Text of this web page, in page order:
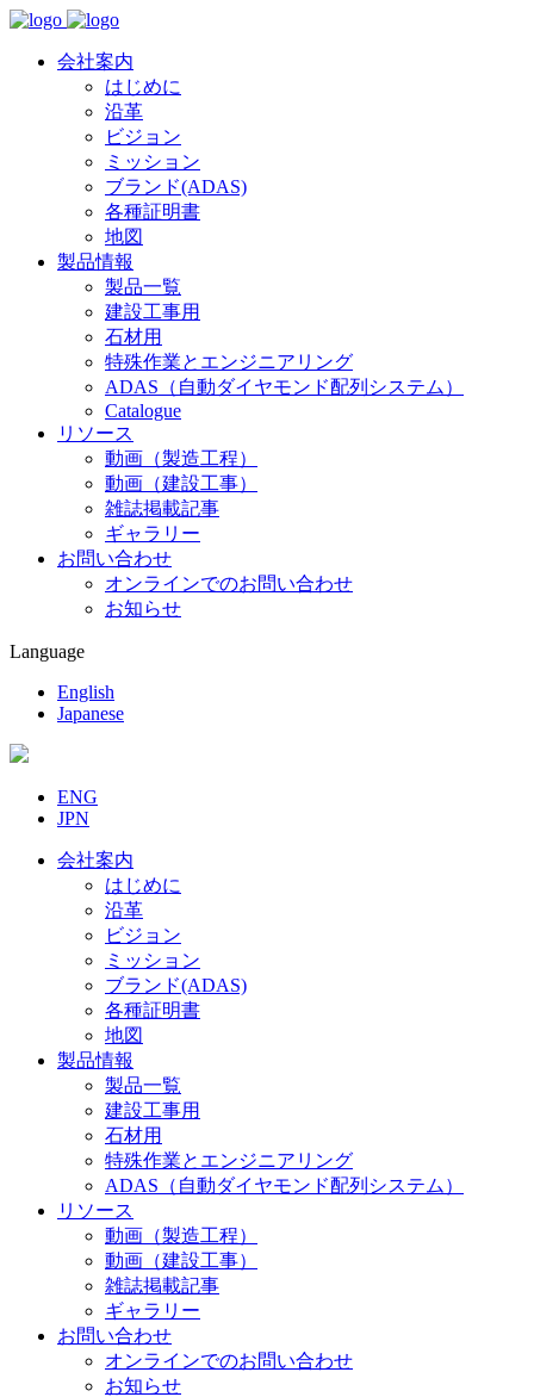
会社案内
はじめに
沿革
ビジョン
ミッション
ブランド(ADAS)
各種証明書
地図
製品情報
製品一覧
建設工事用
石材用
特殊作業とエンジニアリング
ADAS（自動ダイヤモンド配列システム）
Catalogue
リソース
動画（製造工程）
動画（建設工事）
雑誌掲載記事
ギャラリー
お問い合わせ
オンラインでのお問い合わせ
お知らせ
Language
English
Japanese
ENG
JPN
会社案内
はじめに
沿革
ビジョン
ミッション
ブランド(ADAS)
各種証明書
地図
製品情報
製品一覧
建設工事用
石材用
特殊作業とエンジニアリング
ADAS（自動ダイヤモンド配列システム）
リソース
動画（製造工程）
動画（建設工事）
雑誌掲載記事
ギャラリー
お問い合わせ
オンラインでのお問い合わせ
お知らせ